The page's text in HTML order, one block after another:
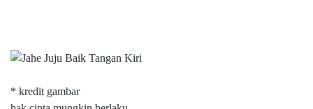
* kredit gambar